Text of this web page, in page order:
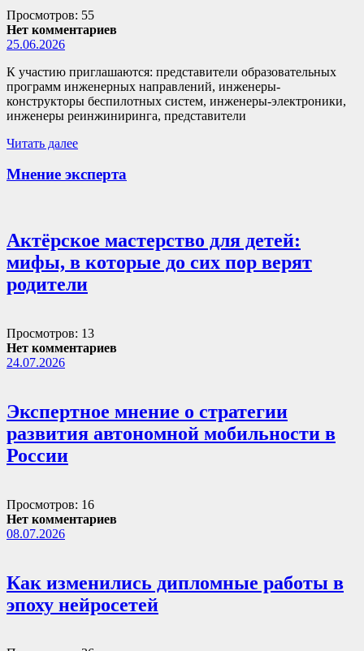
Просмотров: 55
Нет комментариев
25.06.2026
К участию приглашаются: представители образовательных
программ инженерных направлений, инженеры-
конструкторы беспилотных систем, инженеры-электроники,
инженеры реинжиниринга, представители
Читать далее
Мнение эксперта
Актёрское мастерство для детей:
мифы, в которые до сих пор верят
родители
Просмотров: 13
Нет комментариев
24.07.2026
Экспертное мнение о стратегии
развития автономной мобильности в
России
Просмотров: 16
Нет комментариев
08.07.2026
Как изменились дипломные работы в
эпоху нейросетей